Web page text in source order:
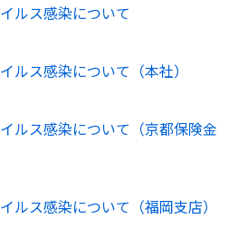
ルス感染について
ルス感染について（本社）
ルス感染について（京都保険金
ルス感染について（福岡支店）